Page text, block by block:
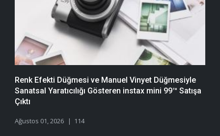
Renk Efekti Düğmesi ve Manuel Vinyet Düğmesiyle
Sanatsal Yaratıcılığı Gösteren instax mini 99™ Satışa
Çıktı
Ağustos 01, 2026 114